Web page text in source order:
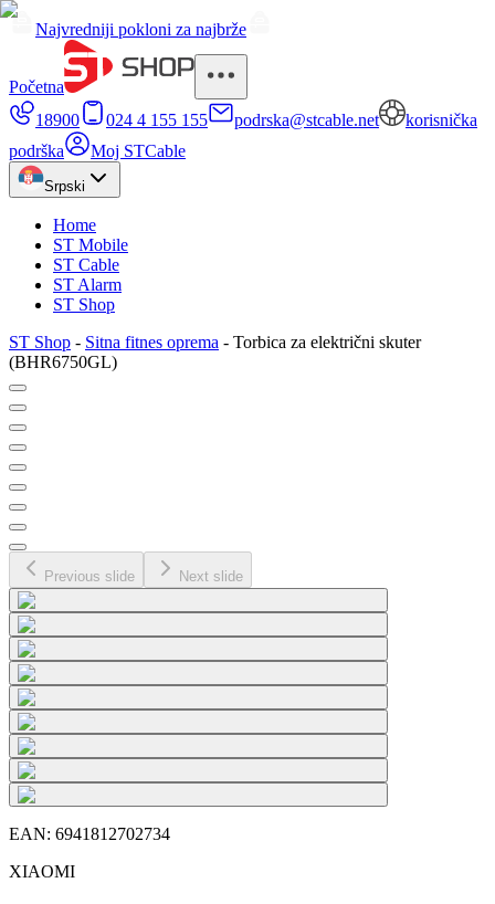
Najvredniji pokloni za najbrže
Početna
18900
024 4 155 155 podrska@stcable.net
korisnička
podrška
Moj STCable
Srpski
Home
ST Mobile
ST Cable
ST Alarm
ST Shop
ST Shop - Sitna fitnes oprema - Torbica za električni skuter
(BHR6750GL)
Previous slide Next slide
EAN: 6941812702734
XIAOMI